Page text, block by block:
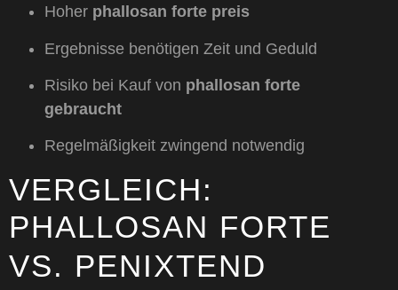
Hoher phallosan forte preis
Ergebnisse benötigen Zeit und Geduld
Risiko bei Kauf von phallosan forte
gebraucht
Regelmäßigkeit zwingend notwendig
VERGLEICH:
PHALLOSAN FORTE
VS. PENIXTEND